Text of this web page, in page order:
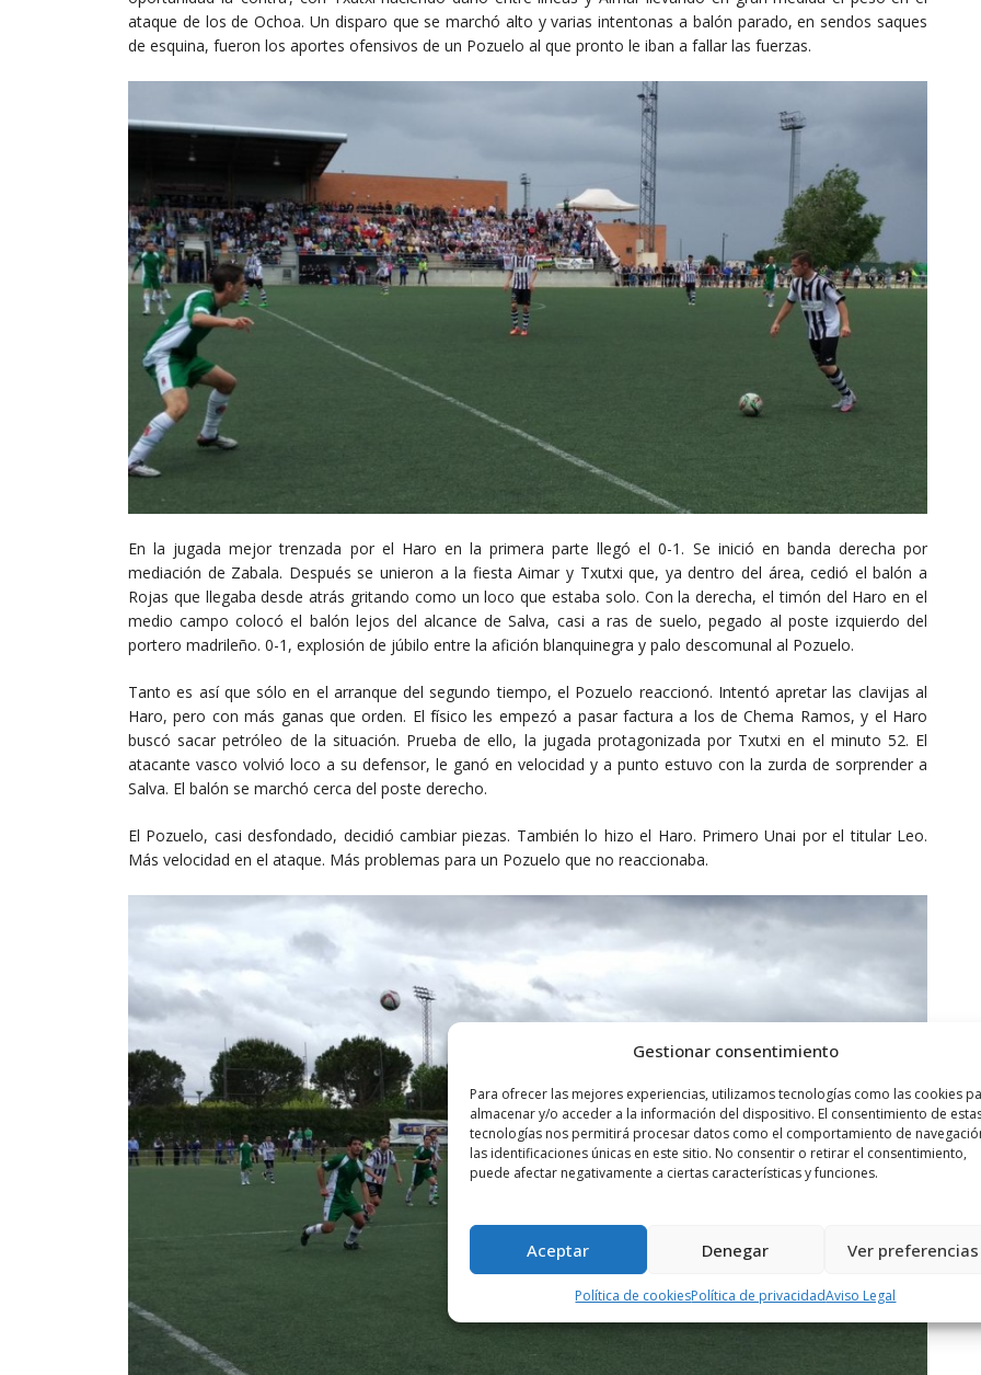
Gestionar consentimiento
Para ofrecer las mejores experiencias, utilizamos tecnologías como las cookies
almacenar y/o acceder a la información del dispositivo. El consentimiento de
tecnologías nos permitirá procesar datos como el comportamiento de
las identificaciones únicas en este sitio. No consentir o retirar el consentimiento,
puede afectar negativamente a ciertas características y funciones.
Aceptar Denegar Ver preferencias
Política de cookiesPolítica de privacidadAviso Legal
ataque de los de Ochoa. Un disparo que se marchó alto y varias intentonas a balón parado, en sendos saques
de esquina, fueron los aportes ofensivos de un Pozuelo al que pronto le iban a fallar las fuerzas.
En la jugada mejor trenzada por el Haro en la primera parte llegó el 0-1. Se inició en banda derecha por
mediación de Zabala. Después se unieron a la fiesta Aimar y Txutxi que, ya dentro del área, cedió el balón a
Rojas que llegaba desde atrás gritando como un loco que estaba solo. Con la derecha, el timón del Haro en el
medio campo colocó el balón lejos del alcance de Salva, casi a ras de suelo, pegado al poste izquierdo del
portero madrileño. 0-1, explosión de júbilo entre la afición blanquinegra y palo descomunal al Pozuelo.
Tanto es así que sólo en el arranque del segundo tiempo, el Pozuelo reaccionó. Intentó apretar las clavijas al
Haro, pero con más ganas que orden. El físico les empezó a pasar factura a los de Chema Ramos, y el Haro
buscó sacar petróleo de la situación. Prueba de ello, la jugada protagonizada por Txutxi en el minuto 52. El
atacante vasco volvió loco a su defensor, le ganó en velocidad y a punto estuvo con la zurda de sorprender a
Salva. El balón se marchó cerca del poste derecho.
El Pozuelo, casi desfondado, decidió cambiar piezas. También lo hizo el Haro. Primero Unai por el titular Leo.
Más velocidad en el ataque. Más problemas para un Pozuelo que no reaccionaba.